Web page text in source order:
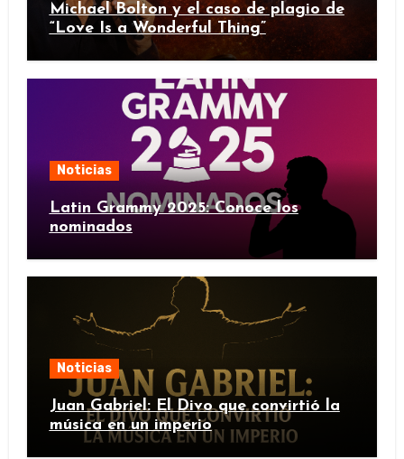
Michael Bolton y el caso de plagio de
“Love Is a Wonderful Thing”
Noticias
Latin Grammy 2025: Conoce los
nominados
Noticias
Juan Gabriel: El Divo que convirtió la
música en un imperio